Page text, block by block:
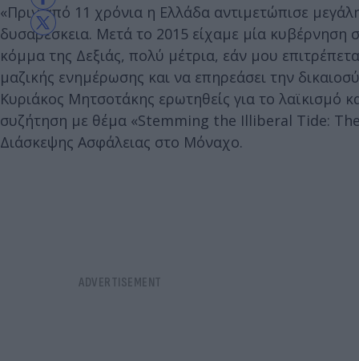
«Πριν από 11 χρόνια η Ελλάδα αντιμετώπισε
δυσαρέσκεια. Μετά το 2015 είχαμε μία
κόμμα της Δεξιάς, πολύ μέτρια, εάν μου
μαζικής ενημέρωσης και να επηρεάσει την
Κυριάκος Μητσοτάκης ερωτηθείς για το λαϊκισμό
συζήτηση με θέμα «Stemming the Illiberal Tide:
Διάσκεψης Ασφάλειας στο Μόναχο.